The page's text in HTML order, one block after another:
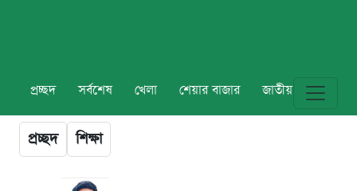
প্রচ্ছদ সর্বশেষ খেলা শেয়ার বাজার জাতীয় বিশ্ব
প্রচ্ছদ শিক্ষা